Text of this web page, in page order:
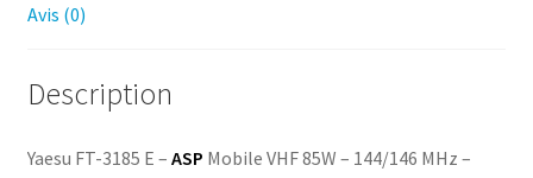
Avis (0)
Description
Yaesu FT-3185 E – ASP Mobile VHF 85W – 144/146 MHz –